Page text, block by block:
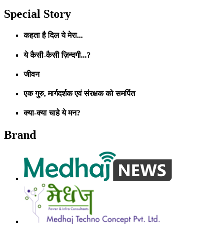
Special Story
कहता है दिल ये मेरा...
ये कैसी-कैसी ज़िन्दगी...?
जीवन
एक गुरु, मार्गदर्शक एवं संरक्षक को समर्पित
क्या-क्या चाहे ये मन?
Brand